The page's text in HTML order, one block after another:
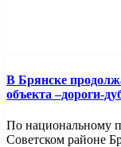
В Брянске
объекта –дороги-
По национальному
Советском районе